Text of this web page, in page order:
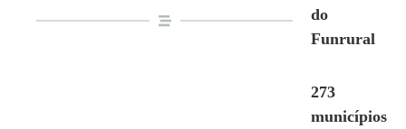
do
Funrural
273
municípios